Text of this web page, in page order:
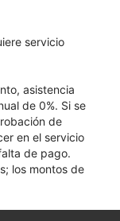
servicio
asistencia
de 0%. Si se
de
en el servicio
de pago.
los montos de